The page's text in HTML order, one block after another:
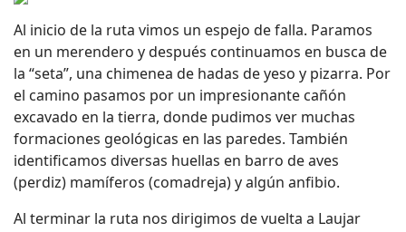
Al inicio de la ruta vimos un espejo de falla. Paramos
en un merendero y después continuamos en busca de
la “seta”, una chimenea de hadas de yeso y pizarra. Por
el camino pasamos por un impresionante cañón
excavado en la tierra, donde pudimos ver muchas
formaciones geológicas en las paredes. También
identificamos diversas huellas en barro de aves
(perdiz) mamíferos (comadreja) y algún anfibio.
Al terminar la ruta nos dirigimos de vuelta a Laujar